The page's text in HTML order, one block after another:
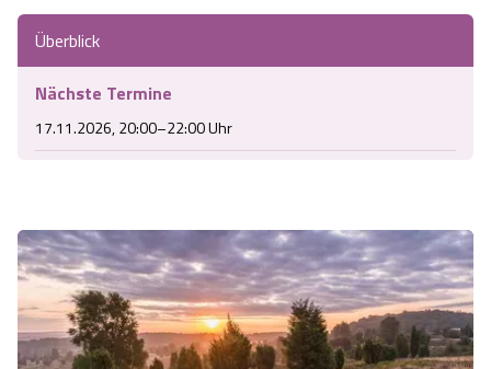
Überblick
Nächste Termine
17.11.2026, 20:00–22:00 Uhr